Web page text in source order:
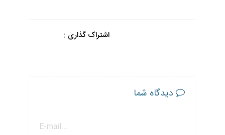
اشتراک گذاری :
دیدگاه شما